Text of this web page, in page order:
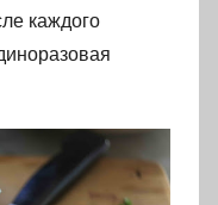
каждого